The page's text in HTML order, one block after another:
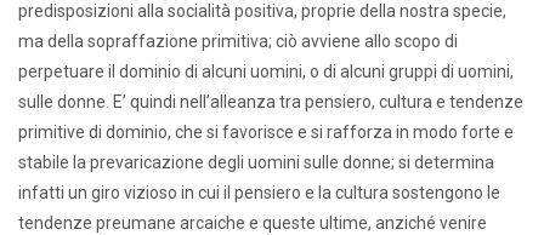
predisposizioni alla socialità positiva, proprie della nostra specie,
ma della sopraffazione primitiva; ciò avviene allo scopo di
perpetuare il dominio di alcuni uomini, o di alcuni gruppi di uomini,
sulle donne. E’ quindi nell’alleanza tra pensiero, cultura e tendenze
primitive di dominio, che si favorisce e si rafforza in modo forte e
stabile la prevaricazione degli uomini sulle donne; si determina
infatti un giro vizioso in cui il pensiero e la cultura sostengono le
tendenze preumane arcaiche e queste ultime, anziché venire